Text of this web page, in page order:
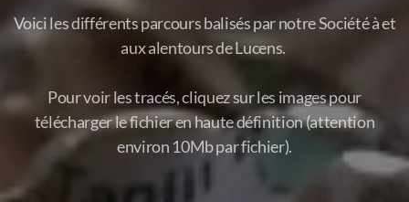
Voici les différents parcours balisés par notre Société à et
aux alentours de Lucens.
Pour voir les tracés, cliquez sur les images pour
télécharger le fichier en haute définition (attention
environ 10Mb par fichier).